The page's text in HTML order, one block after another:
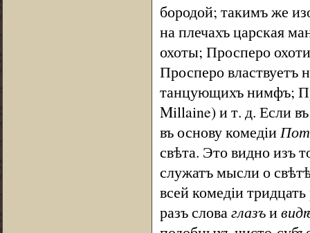
бородой; такимъ же
на плечахъ царская
охоты; Просперо
Просперо властвуетъ
танцующихъ нимфъ;
Millaine) и т. д. Если въ
въ основу комедіи
свѣта. Это видно изъ
служатъ мысли о
всей комедіи
разъ словаглазъи